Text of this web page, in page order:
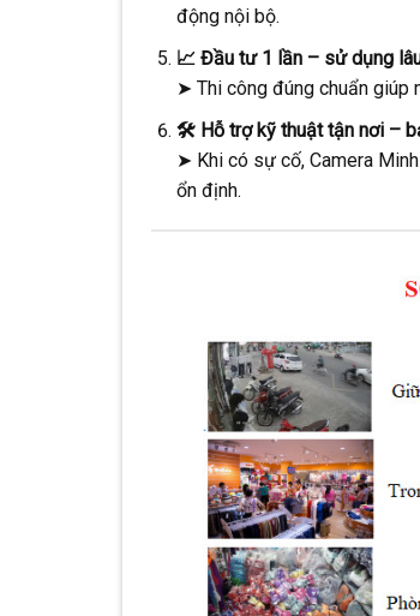
động nội bộ.
📈 Đầu tư 1 lần – sử dụng
➤ Thi công đúng chuẩn giúp
🛠️ Hỗ trợ kỹ thuật tận nơi –
➤ Khi có sự cố, Camera
ổn định.